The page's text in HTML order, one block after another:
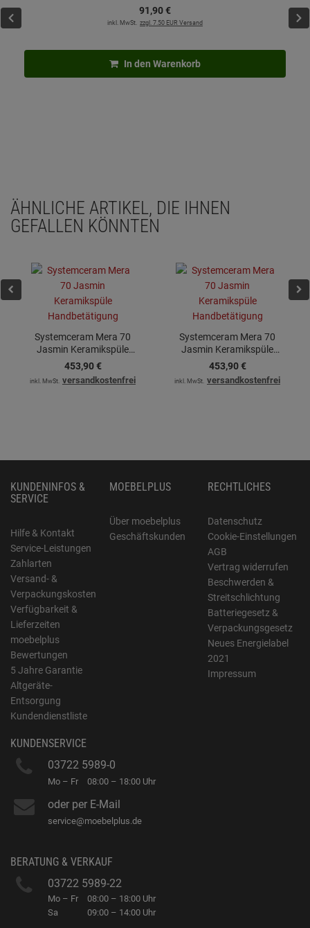
91,90€
inkl. MwSt. zzgl. 7.50 EUR Versand
In den Warenkorb
ÄHNLICHE ARTIKEL, DIE IHNEN
GEFALLEN KÖNNTEN
Systemceram Mera 70
Jasmin Keramikspüle
Handbetätigung
453,90 €
inkl. MwSt. versandkostenfrei
Systemceram Mera 70
Jasmin Keramikspüle
Handbetätigung
453,90 €
inkl. MwSt. versandkostenfrei
KUNDENINFOS &
SERVICE
Hilfe & Kontakt
Service-Leistungen
Zahlarten
Versand- &
Verpackungskosten
Verfügbarkeit &
Lieferzeiten
moebelplus
Bewertungen
5 Jahre Garantie
Altgeräte-
Entsorgung
Kundendienstliste
MOEBELPLUS
Über moebelplus
Geschäftskunden
RECHTLICHES
Datenschutz
Cookie-Einstellungen
AGB
Vertrag widerrufen
Beschwerden &
Streitschlichtung
Batteriegesetz &
Verpackungsgesetz
Neues Energielabel
2021
Impressum
KUNDENSERVICE
03722 5989-0
Mo – Fr 08:00 – 18:00 Uhr
oder per E-Mail
service@moebelplus.de
BERATUNG & VERKAUF
03722 5989-22
Mo – Fr
Sa
08:00 – 18:00 Uhr
09:00 – 14:00 Uhr